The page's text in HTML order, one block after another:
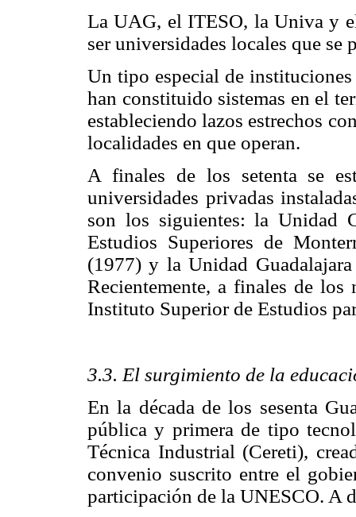
La UAG, el ITESO, la Univa y
ser universidades locales que se
Un tipo especial de
han constituido sistemas en el
estableciendo lazos estrechos
localidades en que operan.
A finales de los setenta se
universidades privadas
son los siguientes: la Unidad
Estudios Superiores de
(1977) y la Unidad
Recientemente, a finales de
Instituto Superior de Estudios
3.3. El surgimiento de la
En la década de los sesenta
pública y primera de tipo
Técnica Industrial (Cereti),
convenio suscrito entre el
participación de la UNESCO. A